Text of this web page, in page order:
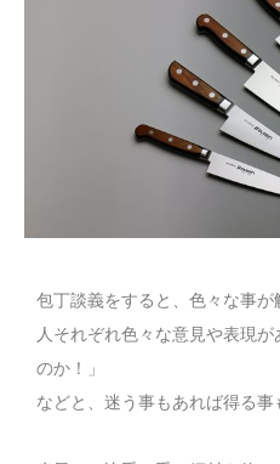
包丁談義をすると、色々な事が
人それぞれ色々な意見や表現
のか！」
などと、迷う事もあれば得る事